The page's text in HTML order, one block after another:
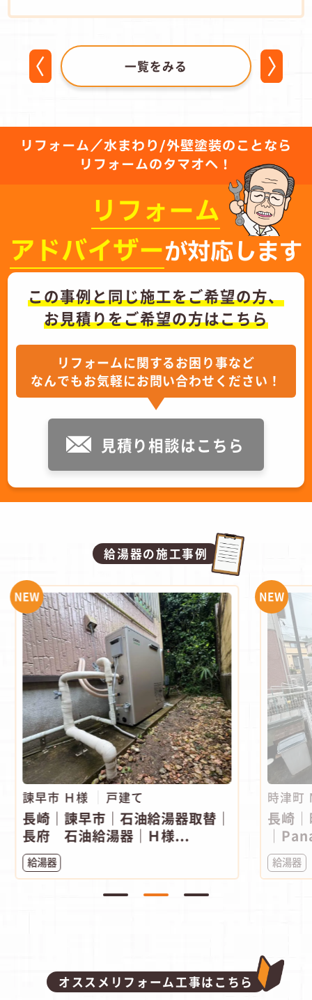
一覧をみる
リフォーム／水まわり/外壁塗装のことなら
リフォームのタマオへ！
リフォーム
アドバイザーが対応します
この事例と同じ施工をご希望の方、
お見積りをご希望の方はこちら
リフォームに関するお困り事など
なんでもお気軽にお問い合わせください！
見積り相談はこちら
給湯器の施工事例
NEW
諫早市 Ｈ様 戸建て
長崎｜諫早市｜石油給湯器取替｜
長府 石油給湯器｜Ｈ様...
給湯器
NEW
時津町
長崎
｜
給湯器
オススメリフォーム工事はこちら